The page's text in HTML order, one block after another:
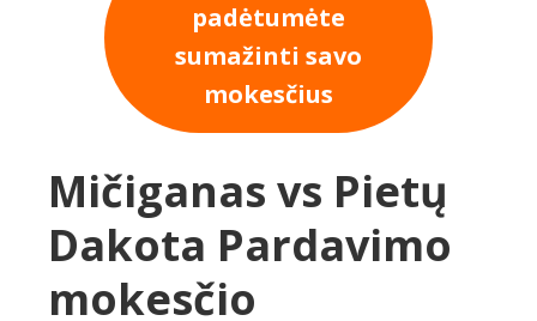
padėtumėte
sumažinti savo
mokesčius
Mičiganas vs Pietų
Dakota Pardavimo
mokesčio